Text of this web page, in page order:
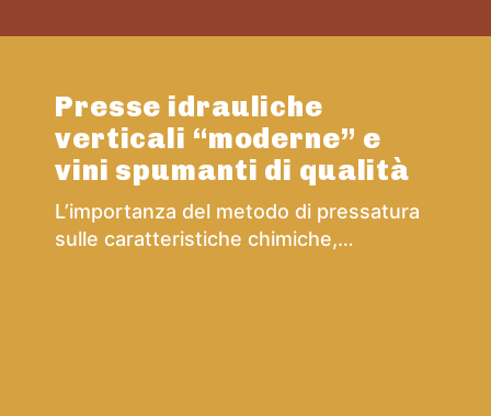
Presse idrauliche
verticali “moderne” e
vini spumanti di qualità
L’importanza del metodo di pressatura
sulle caratteristiche chimiche,